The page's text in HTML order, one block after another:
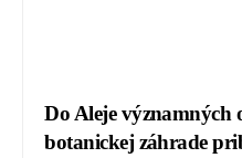
Do Aleje významných
botanickej záhrade